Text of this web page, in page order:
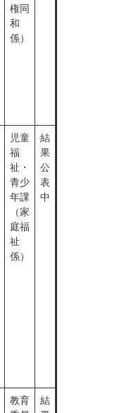
権同
和
係）
児童
福
祉・
青少
年課
（家
庭福
祉
係）
結
果
公
表
中
教育
結